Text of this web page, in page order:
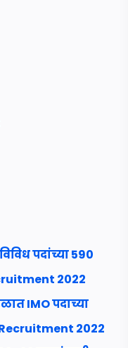
पदांच्या 590
2022
IMO पदाच्या
Recruitment 2022